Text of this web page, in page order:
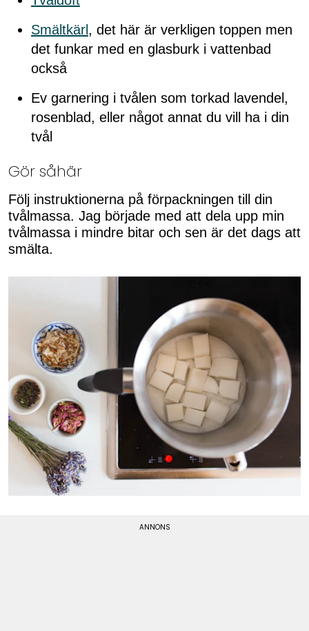
Smältkärl , det här är verkligen toppen men
det funkar med en glasburk i vattenbad
också
Ev garnering i tvålen som torkad lavendel,
rosenblad, eller något annat du vill ha i din
tvål
Gör såhär
Följ instruktionerna på förpackningen till din
tvålmassa. Jag började med att dela upp min
tvålmassa i mindre bitar och sen är det dags att
smälta.